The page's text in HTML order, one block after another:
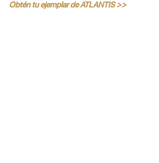
Obtén tu ejemplar de ATLANTIS >>